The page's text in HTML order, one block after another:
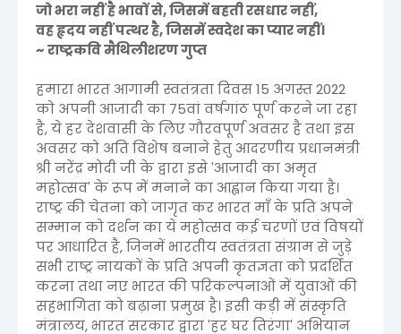
जो भरा नहीं है भावों से, जिसमें बहती रसधार नहीं,
वह हृदय नहीं पत्थर है, जिसमें स्वदेश का प्यार नहीं।
~ राष्ट्रकवि मैथिलीशरण गुप्त
हमारा भारत आगामी स्वतंत्रता दिवस 15 अगस्त 2022
को अपनी आजादी का 75वां वर्षगांठ पूर्ण करने जा रहा
है, ये हर देशवासी के लिए गौरवपूर्ण अवसर है तथा इस
अवसर को अति विशेष बनाने हेतु आदरणीय प्रधानमंत्री
श्री नरेंद्र मोदी जी के द्वारा इसे 'आजादी का अमृत
महोत्सव' के रूप में मनाने का आह्वान किया गया है।
राष्ट्र की चेतना को जागृत कर भारत माँ के प्रति अपने
सम्मान को दर्शन का ये महोत्सव कई चरणों एवं विषयों
पर आधारित है, जिनमें भारतीय स्वतंत्रता संग्राम से जुड़े
सभी राष्ट्र नायकों के प्रति अपनी कृतज्ञता को प्रदर्शित
करना तथा नए भारत की परिकल्पनाओं में युवाओं की
सहभागिता को बढ़ाना प्रमुख है। इसी कड़ी में संस्कृति
मंत्रालय, भारत सरकार द्वारा 'हर घर तिरंगा' अभियान